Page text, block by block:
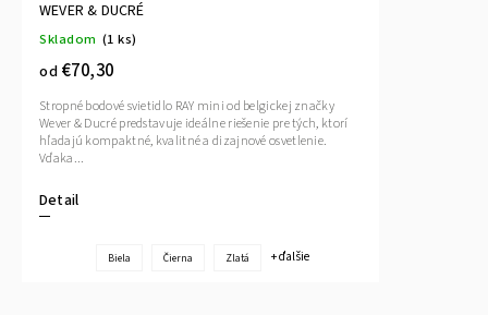
WEVER & DUCRÉ
Skladom (1 ks)
od €70,30
Detail
Stropné bodové svietidlo RAY mini od belgickej značky
Wever & Ducré predstavuje ideálne riešenie pre tých, ktorí
hľadajú kompaktné, kvalitné a dizajnové osvetlenie.
Vďaka...
Biela Čierna Zlatá + ďalšie